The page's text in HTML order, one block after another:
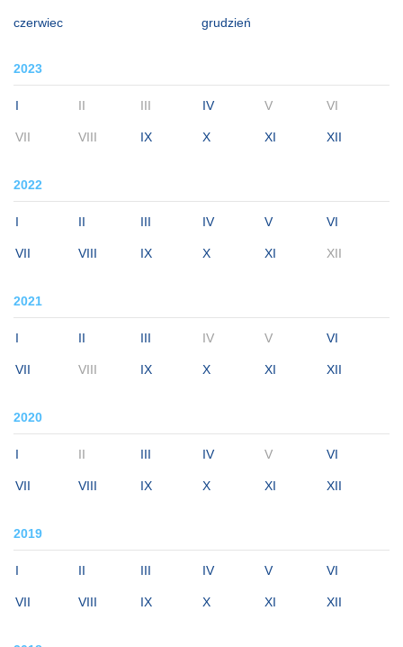
czerwiec grudzień
2023
I II III IV V VI
VII VIII IX X XI XII
2022
I II III IV V VI
VII VIII IX X XI XII
2021
I II III IV V VI
VII VIII IX X XI XII
2020
I II III IV V VI
VII VIII IX X XI XII
2019
I II III IV V VI
VII VIII IX X XI XII